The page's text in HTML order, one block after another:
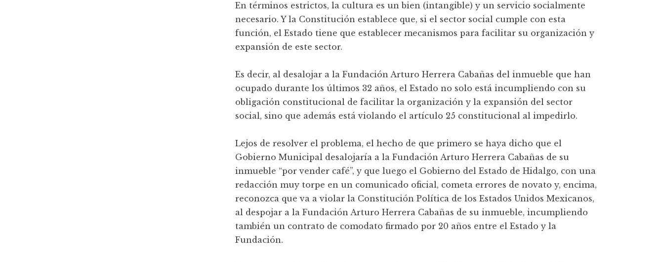
En términos estrictos, la cultura es un bien (intangible) y un servicio socialmente
necesario. Y la Constitución establece que, si el sector social cumple con esta
función, el Estado tiene que establecer mecanismos para facilitar su organización y
expansión de este sector.
Es decir, al desalojar a la Fundación Arturo Herrera Cabañas del inmueble que han
ocupado durante los últimos 32 años, el Estado no solo está incumpliendo con su
obligación constitucional de facilitar la organización y la expansión del sector
social, sino que además está violando el artículo 25 constitucional al impedirlo.
Lejos de resolver el problema, el hecho de que primero se haya dicho que el
Gobierno Municipal desalojaría a la Fundación Arturo Herrera Cabañas de su
inmueble “por vender café”, y que luego el Gobierno del Estado de Hidalgo, con una
redacción muy torpe en un comunicado oficial, cometa errores de novato y, encima,
reconozca que va a violar la Constitución Política de los Estados Unidos Mexicanos,
al despojar a la Fundación Arturo Herrera Cabañas de su inmueble, incumpliendo
también un contrato de comodato firmado por 20 años entre el Estado y la
Fundación.